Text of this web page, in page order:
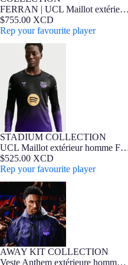
FERRAN | UCL Maillot extérieur
homme 26/27 FC Barcelona x
Kobe Bryant - Édition Joueur
$755.00 XCD
Rep your favourite player
UCL Maillot extérieur homme FC
Barcelona x Kobe Bryant 26/27 -
Long Sleeve
NOUVEAUTÉ
Barça Exclusif
STADIUM COLLECTION
UCL Maillot extérieur homme FC
Barcelona x Kobe Bryant 26/27 -
Long Sleeve
$525.00 XCD
Rep your favourite player
Veste Anthem extérieure homme
FC Barcelona x Kobe Bryant
26/27
NOUVEAUTÉ
AWAY KIT COLLECTION
Veste Anthem extérieure homme